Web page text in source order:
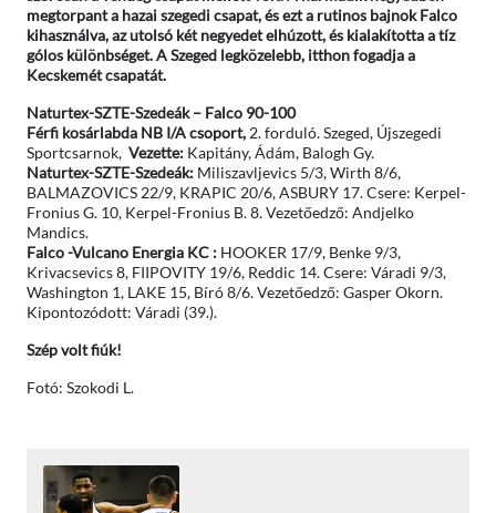
megtorpant a hazai szegedi csapat, és ezt a rutinos bajnok Falco
kihasználva, az utolsó két negyedet elhúzott, és kialakította a tíz
gólos különbséget. A Szeged legközelebb, itthon fogadja a
Kecskemét csapatát.
Naturtex-SZTE-Szedeák – Falco 90-100
Férfi kosárlabda NB I/A csoport,2. forduló. Szeged, Újszegedi
Sportcsarnok, Vezette:Kapitány, Ádám, Balogh Gy.
Naturtex-SZTE-Szedeák:Miliszavljevics 5/3, Wirth 8/6,
BALMAZOVICS 22/9, KRAPIC 20/6, ASBURY 17. Csere: Kerpel-
Fronius G. 10, Kerpel-Fronius B. 8. Vezetőedző: Andjelko
Mandics.
Falco -Vulcano Energia KC :HOOKER 17/9, Benke 9/3,
Krivacsevics 8, FIIPOVITY 19/6, Reddic 14. Csere: Váradi 9/3,
Washington 1, LAKE 15, Bíró 8/6. Vezetőedző: Gasper Okorn.
Kipontozódott: Váradi (39.).
Szép volt fiúk!
Fotó: Szokodi L.